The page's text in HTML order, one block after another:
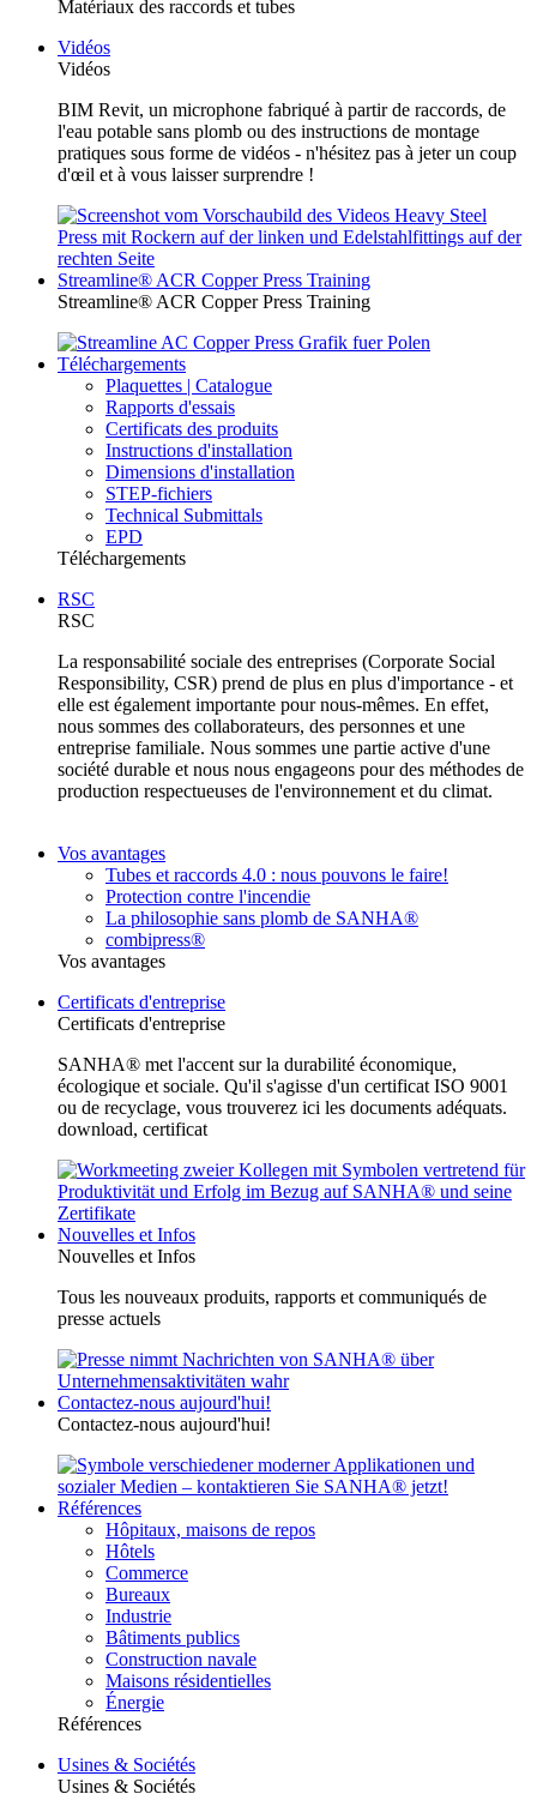
Matériaux des raccords et tubes
Vidéos
Vidéos
BIM Revit, un microphone fabriqué à partir de raccords, de
l'eau potable sans plomb ou des instructions de montage
pratiques sous forme de vidéos - n'hésitez pas à jeter un coup
d'œil et à vous laisser surprendre !
Streamline® ACR Copper Press Training
Streamline® ACR Copper Press Training
Téléchargements
Plaquettes | Catalogue
Rapports d'essais
Certificats des produits
Instructions d'installation
Dimensions d'installation
STEP-fichiers
Technical Submittals
EPD
Téléchargements
RSC
RSC
La responsabilité sociale des entreprises (Corporate Social
Responsibility, CSR) prend de plus en plus d'importance - et
elle est également importante pour nous-mêmes. En effet,
nous sommes des collaborateurs, des personnes et une
entreprise familiale. Nous sommes une partie active d'une
société durable et nous nous engageons pour des méthodes de
production respectueuses de l'environnement et du climat.
Vos avantages
Tubes et raccords 4.0 : nous pouvons le faire!
Protection contre l'incendie
La philosophie sans plomb de SANHA®
combipress®
Vos avantages
Certificats d'entreprise
Certificats d'entreprise
SANHA® met l'accent sur la durabilité économique,
écologique et sociale. Qu'il s'agisse d'un certificat ISO 9001
ou de recyclage, vous trouverez ici les documents adéquats.
download, certificat
Nouvelles et Infos
Nouvelles et Infos
Tous les nouveaux produits, rapports et communiqués de
presse actuels
Contactez-nous aujourd'hui!
Contactez-nous aujourd'hui!
Références
Hôpitaux, maisons de repos
Hôtels
Commerce
Bureaux
Industrie
Bâtiments publics
Construction navale
Maisons résidentielles
Énergie
Références
Usines & Sociétés
Usines & Sociétés